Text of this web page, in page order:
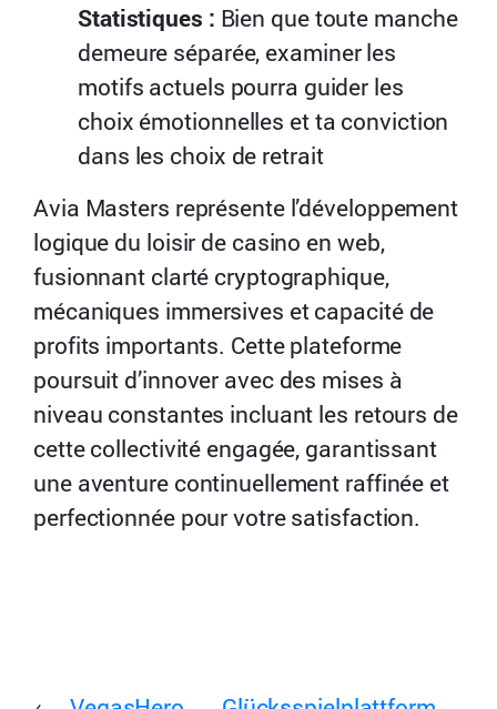
Statistiques : Bien que toute manche
demeure séparée, examiner les
motifs actuels pourra guider les
choix émotionnelles et ta conviction
dans les choix de retrait
Avia Masters représente l’développement
logique du loisir de casino en web,
fusionnant clarté cryptographique,
mécaniques immersives et capacité de
profits importants. Cette plateforme
poursuit d’innover avec des mises à
niveau constantes incluant les retours de
cette collectivité engagée, garantissant
une aventure continuellement raffinée et
perfectionnée pour votre satisfaction.